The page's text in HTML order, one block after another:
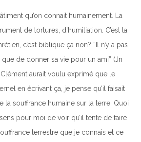
qu’on connait humainement. La
de tortures, d’humiliation. C’est la
c’est biblique ça non? “Il n’y a pas
de donner sa vie pour un ami” (Jn
Clément aurait voulu exprimé que le
en écrivant ça, je pense qu’il faisait
la souffrance humaine sur la terre. Quoi
pour moi de voir qu’il tente de faire
terrestre que je connais et ce